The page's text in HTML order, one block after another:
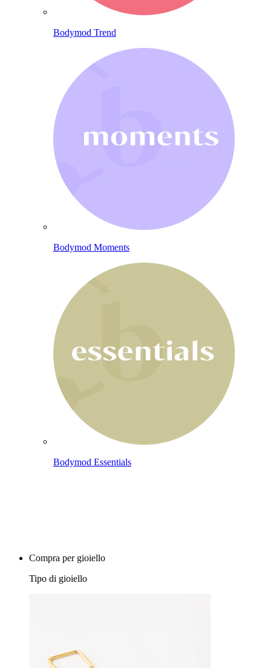
Bodymod Trend
Bodymod Moments
Bodymod Essentials
Compra per gioiello
Tipo di gioiello